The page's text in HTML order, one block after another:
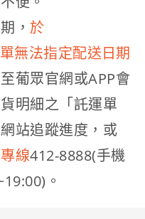
， 於
無法指定配送日期
葡眾官網或APP會
明細之「託運單
站追蹤進度，或
線412-8888(手機
。